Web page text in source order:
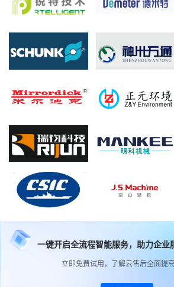
一键开启全流程智能服务，助力企业
立即免费试用，了解云售后全面提